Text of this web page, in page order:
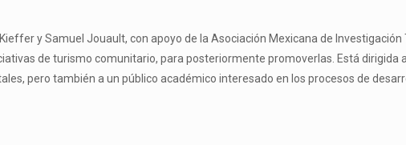
y Samuel Jouault, con apoyo de la Asociación Mexicana de Investigación
de turismo comunitario, para posteriormente promoverlas. Está dirigida
pero también a un público académico interesado en los procesos de